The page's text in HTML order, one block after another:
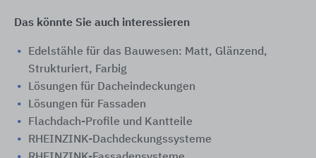
Das könnte Sie auch interessieren
Edelstähle für das Bauwesen: Matt, Glänzend,
Strukturiert, Farbig
Lösungen für Dacheindeckungen
Lösungen für Fassaden
Flachdach-Profile und Kantteile
RHEINZINK-Dachdeckungssysteme